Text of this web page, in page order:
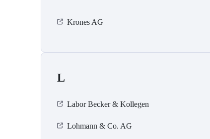
Krones AG
L
Labor Becker & Kollegen
Lohmann & Co. AG